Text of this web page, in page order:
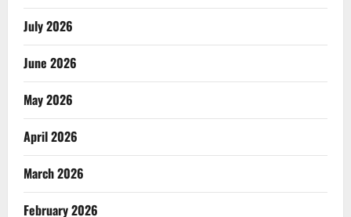
July 2026
June 2026
May 2026
April 2026
March 2026
February 2026